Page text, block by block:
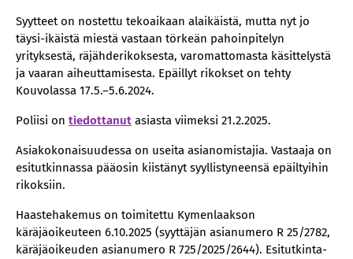
Syytteet on nostettu tekoaikaan alaikäistä, mutta nyt jo
täysi-ikäistä miestä vastaan törkeän pahoinpitelyn
yrityksestä, räjähderikoksesta, varomattomasta käsittelystä
ja vaaran aiheuttamisesta. Epäillyt rikokset on tehty
Kouvolassa 17.5.–5.6.2024.
Poliisi on tiedottanut asiasta viimeksi 21.2.2025.
Asiakokonaisuudessa on useita asianomistajia. Vastaaja on
esitutkinnassa pääosin kiistänyt syyllistyneensä epäiltyihin
rikoksiin.
Haastehakemus on toimitettu Kymenlaakson
käräjäoikeuteen 6.10.2025 (syyttäjän asianumero R 25/2782,
käräjäoikeuden asianumero R 725/2025/2644). Esitutkinta-